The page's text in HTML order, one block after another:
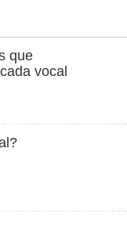
que
vocal